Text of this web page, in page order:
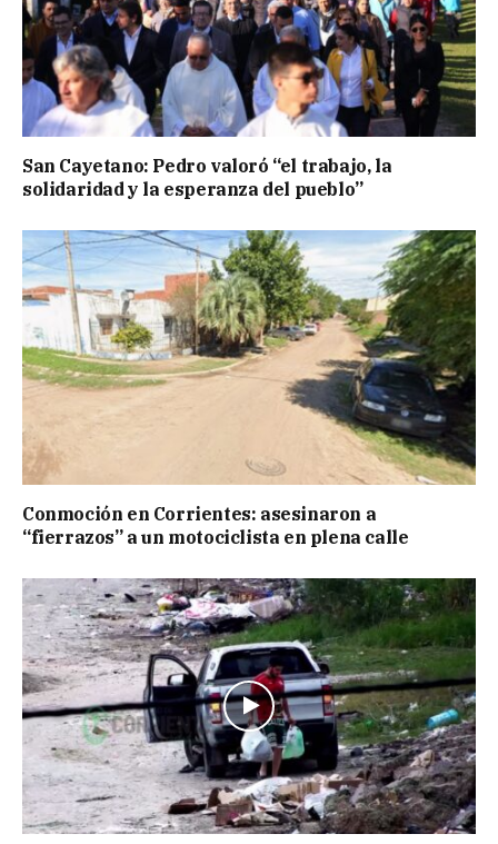
San Cayetano: Pedro valoró “el trabajo, la
solidaridad y la esperanza del pueblo”
Conmoción en Corrientes: asesinaron a
“fierrazos” a un motociclista en plena calle